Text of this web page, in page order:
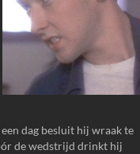
dag besluit hij wraak te
de wedstrijd drinkt hij